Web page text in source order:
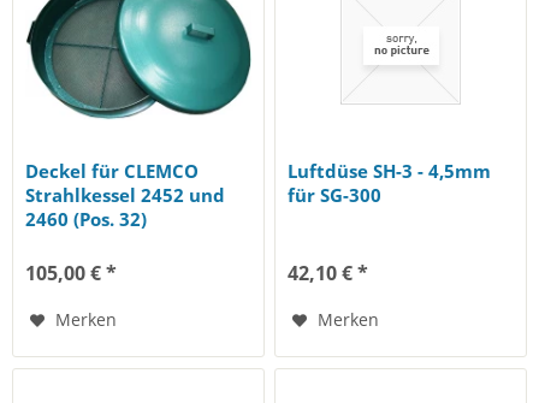
Deckel für CLEMCO
Strahlkessel 2452 und
2460 (Pos. 32)
105,00 € *
Merken
Luftdüse SH-3 - 4,5mm
für SG-300
42,10 € *
Merken